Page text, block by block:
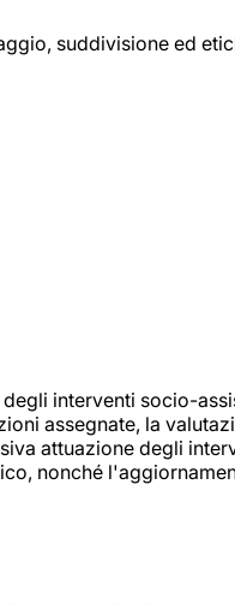
suddivisione ed
interventi socio-
assegnate, la
attuazione degli
nonché